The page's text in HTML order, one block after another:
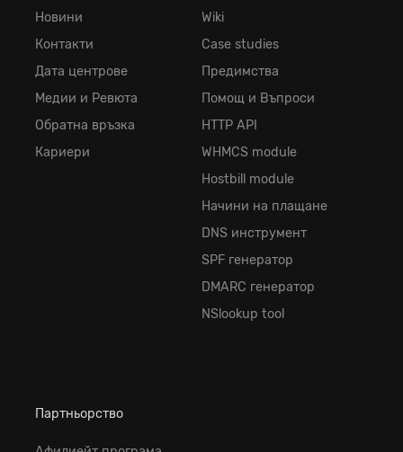
Новини
Контакти
Дата центрове
Медии и Ревюта
Обратна връзка
Кариери
Wiki
Case studies
Предимства
Помощ и Въпроси
HTTP API
WHMCS module
Hostbill module
Начини на плащане
DNS инструмент
SPF генератор
DMARC генератор
NSlookup tool
Партньорство